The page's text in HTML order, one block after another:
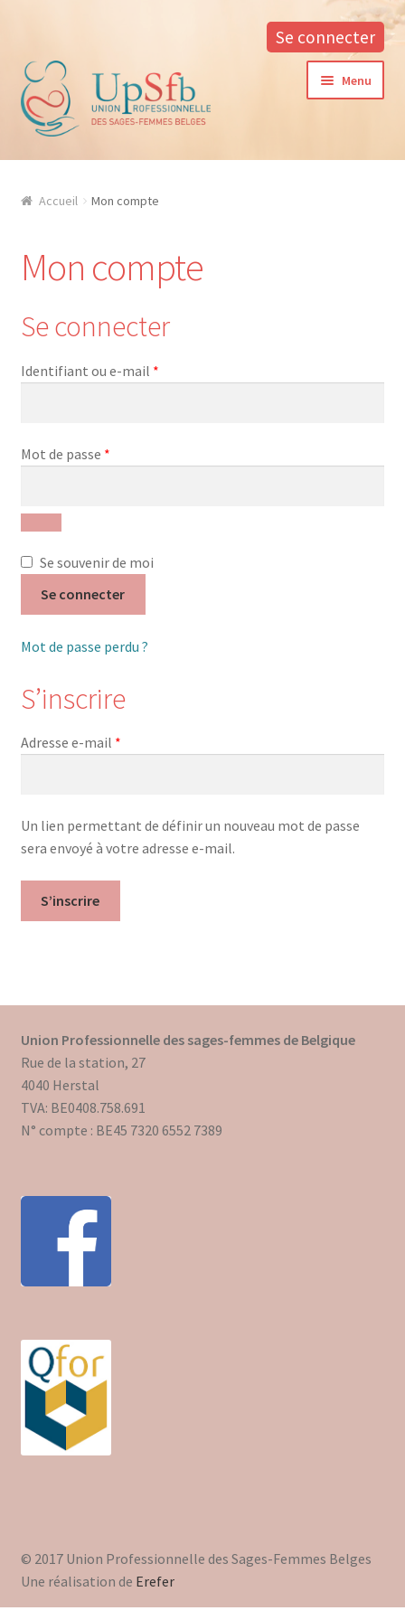
Se connecter
Aller
à
la
navigation
Aller
au
contenu
Menu
A propos
La formation continue à l’UPSfB
Aide à la formation
Nos Formations
Webinaires en ligne
Boutique
Devenir Membre
Première Inscription
Mon compte
Mes données UPSfB
Mes commandes
Formations Courtes
Formations Diplomantes
Contactez nous
Accueil Mon compte
Mon compte
Se connecter
Identifiant ou e-mail *Obligatoire
Mot de passe *Obligatoire
Se souvenir de moi
Se connecter
Mot de passe perdu ?
S’inscrire
Adresse e-mail *Obligatoire
Un lien permettant de définir un nouveau mot de passe
sera envoyé à votre adresse e-mail.
S’inscrire
Union Professionnelle des sages-femmes de Belgique
Rue de la station, 27
4040 Herstal
TVA: BE0408.758.691
N° compte : BE45 7320 6552 7389
© 2017 Union Professionnelle des Sages-Femmes Belges
Une réalisation de Erefer